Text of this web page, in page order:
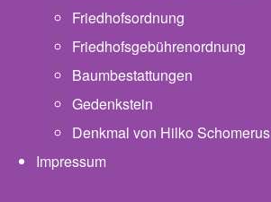
Friedhofsordnung
Friedhofsgebührenordnung
Baumbestattungen
Gedenkstein
Denkmal von Hilko Schomerus
Impressum